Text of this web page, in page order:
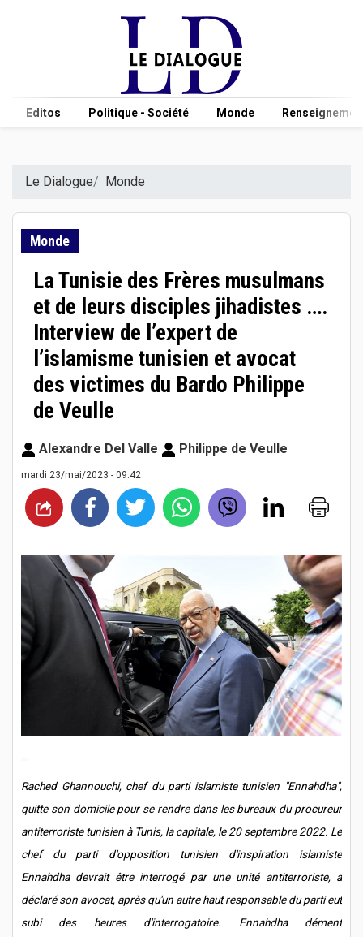
Editos Politique - Société Monde
Le Dialogue Monde
Monde
La Tunisie des Frères musulmans
et de leurs disciples jihadistes ….
Interview de l’expert de
l’islamisme tunisien et avocat
des victimes du Bardo Philippe
de Veulle
Alexandre Del Valle Philippe de Veulle
mardi 23/mai/2023 - 09:42
Rached Ghannouchi, chef du parti islamiste tunisien "Ennahdha",
quitte son domicile pour se rendre dans les bureaux du procureur
antiterroriste tunisien à Tunis, la capitale, le 20 septembre 2022. Le
chef du parti d'opposition tunisien d'inspiration islamiste
Ennahdha devrait être interrogé par une unité antiterroriste, a
déclaré son avocat, après qu'un autre haut responsable du parti eut
subi des heures d'interrogatoire. Ennahdha dément